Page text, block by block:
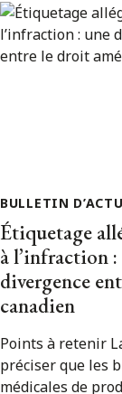
BULLETIN
Étiquetage
à l’infraction
divergence
canadien
Points à retenir
préciser que les
médicales de